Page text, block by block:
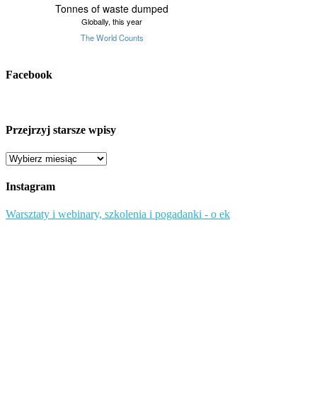
Facebook
Przejrzyj starsze wpisy
Przejrzyj
wpisy
Instagram
Warsztaty i webinary, szkolenia i pogadanki - o ek